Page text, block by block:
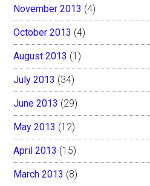
November 2013 (4)
October 2013 (4)
August 2013 (1)
July 2013 (34)
June 2013 (29)
May 2013 (12)
April 2013 (15)
March 2013 (8)